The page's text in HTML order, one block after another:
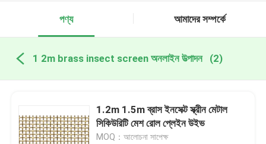
পণ্য আমাদের সম্পর্কে
1 2m brass insect screen অনলাইন উত্পাদন (2)
1.2m 1.5m ব্রাস ইনসেক্ট স্ক্রীন মেটাল
সিকিউরিটি মেশ রোল প্লেইন উইভ
MOQ：আলোচনা সাপেক্ষ